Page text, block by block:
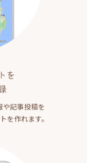
を
や記事投稿を
を作れます。